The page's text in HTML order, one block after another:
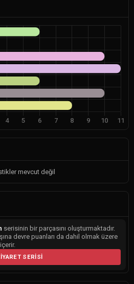
mevcut değil
serisinin bir parçasını oluşturmaktadır.
devre puanları da dahil olmak üzere
SERISI